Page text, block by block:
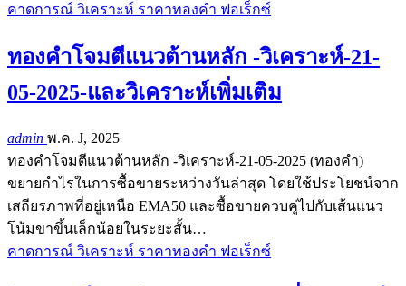
คาดการณ์ วิเคราะห์ ราคาทองคำ ฟอเร็กซ์
ทองคำโจมตีแนวต้านหลัก -วิเคราะห์-21-
05-2025-และวิเคราะห์เพิ่มเติม
admin พ.ค. J, 2025
ทองคำโจมตีแนวต้านหลัก -วิเคราะห์-21-05-2025 (ทองคำ)
ขยายกำไรในการซื้อขายระหว่างวันล่าสุด โดยใช้ประโยชน์จาก
เสถียรภาพที่อยู่เหนือ EMA50 และซื้อขายควบคู่ไปกับเส้นแนว
โน้มขาขึ้นเล็กน้อยในระยะสั้น…
คาดการณ์ วิเคราะห์ ราคาทองคำ ฟอเร็กซ์